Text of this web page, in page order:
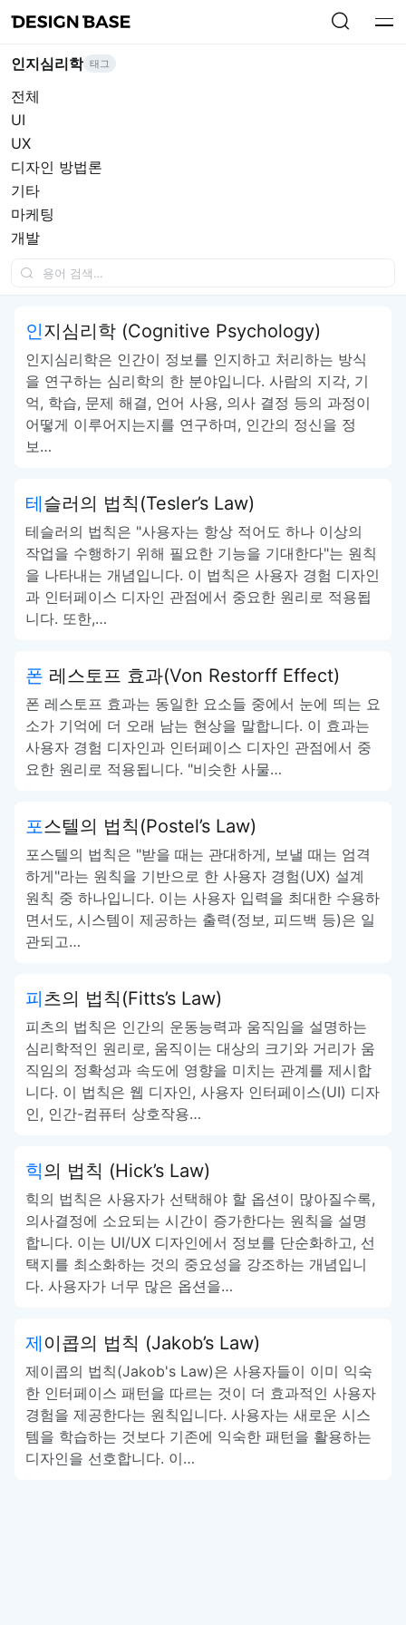
인지심리학 태그
전체
UI
UX
디자인 방법론
기타
마케팅
개발
인지심리학 (Cognitive Psychology)
인지심리학은 인간이 정보를 인지하고 처리하는 방식
을 연구하는 심리학의 한 분야입니다. 사람의 지각, 기
억, 학습, 문제 해결, 언어 사용, 의사 결정 등의 과정이
어떻게 이루어지는지를 연구하며, 인간의 정신을 정
보…
테슬러의 법칙(Tesler’s Law)
테슬러의 법칙은 "사용자는 항상 적어도 하나 이상의
작업을 수행하기 위해 필요한 기능을 기대한다"는 원칙
을 나타내는 개념입니다. 이 법칙은 사용자 경험 디자인
과 인터페이스 디자인 관점에서 중요한 원리로 적용됩
니다. 또한,…
폰 레스토프 효과(Von Restorff Effect)
폰 레스토프 효과는 동일한 요소들 중에서 눈에 띄는 요
소가 기억에 더 오래 남는 현상을 말합니다. 이 효과는
사용자 경험 디자인과 인터페이스 디자인 관점에서 중
요한 원리로 적용됩니다. "비슷한 사물…
포스텔의 법칙(Postel’s Law)
포스텔의 법칙은 "받을 때는 관대하게, 보낼 때는 엄격
하게"라는 원칙을 기반으로 한 사용자 경험(UX) 설계
원칙 중 하나입니다. 이는 사용자 입력을 최대한 수용하
면서도, 시스템이 제공하는 출력(정보, 피드백 등)은 일
관되고…
피츠의 법칙(Fitts’s Law)
피츠의 법칙은 인간의 운동능력과 움직임을 설명하는
심리학적인 원리로, 움직이는 대상의 크기와 거리가 움
직임의 정확성과 속도에 영향을 미치는 관계를 제시합
니다. 이 법칙은 웹 디자인, 사용자 인터페이스(UI) 디자
인, 인간-컴퓨터 상호작용…
힉의 법칙 (Hick’s Law)
힉의 법칙은 사용자가 선택해야 할 옵션이 많아질수록,
의사결정에 소요되는 시간이 증가한다는 원칙을 설명
합니다. 이는 UI/UX 디자인에서 정보를 단순화하고, 선
택지를 최소화하는 것의 중요성을 강조하는 개념입니
다. 사용자가 너무 많은 옵션을…
제이콥의 법칙 (Jakob’s Law)
제이콥의 법칙(Jakob's Law)은 사용자들이 이미 익숙
한 인터페이스 패턴을 따르는 것이 더 효과적인 사용자
경험을 제공한다는 원칙입니다. 사용자는 새로운 시스
템을 학습하는 것보다 기존에 익숙한 패턴을 활용하는
디자인을 선호합니다. 이…